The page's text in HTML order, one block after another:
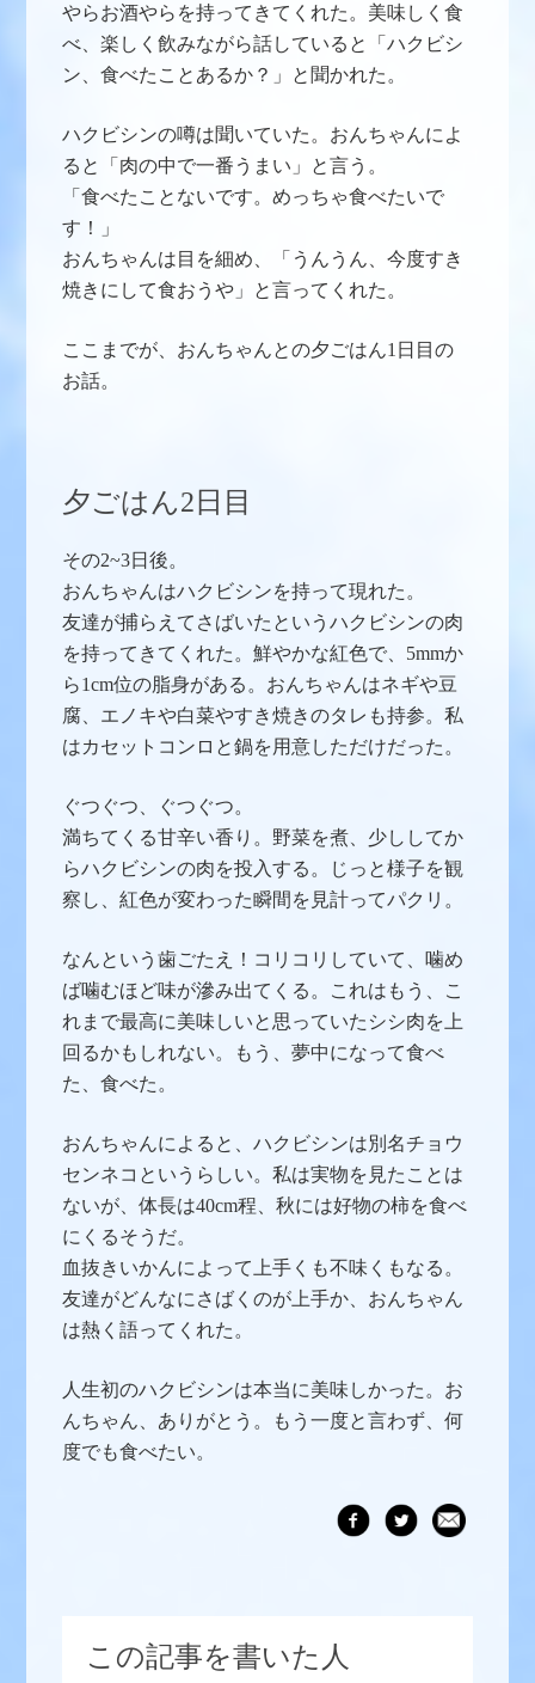
やらお酒やらを持ってきてくれた。美味しく食
べ、楽しく飲みながら話していると「ハクビシ
ン、食べたことあるか？」と聞かれた。
ハクビシンの噂は聞いていた。おんちゃんによ
ると「肉の中で一番うまい」と言う。
「食べたことないです。めっちゃ食べたいで
す！」
おんちゃんは目を細め、「うんうん、今度すき
焼きにして食おうや」と言ってくれた。
ここまでが、おんちゃんとの夕ごはん1日目の
お話。
夕ごはん2日目
その2~3日後。
おんちゃんはハクビシンを持って現れた。
友達が捕らえてさばいたというハクビシンの肉
を持ってきてくれた。鮮やかな紅色で、5mmか
ら1cm位の脂身がある。おんちゃんはネギや豆
腐、エノキや白菜やすき焼きのタレも持参。私
はカセットコンロと鍋を用意しただけだった。
ぐつぐつ、ぐつぐつ。
満ちてくる甘辛い香り。野菜を煮、少ししてか
らハクビシンの肉を投入する。じっと様子を観
察し、紅色が変わった瞬間を見計ってパクリ。
なんという歯ごたえ！コリコリしていて、噛め
ば噛むほど味が滲み出てくる。これはもう、こ
れまで最高に美味しいと思っていたシシ肉を上
回るかもしれない。もう、夢中になって食べ
た、食べた。
おんちゃんによると、ハクビシンは別名チョウ
センネコというらしい。私は実物を見たことは
ないが、体長は40cm程、秋には好物の柿を食べ
にくるそうだ。
血抜きいかんによって上手くも不味くもなる。
友達がどんなにさばくのが上手か、おんちゃん
は熱く語ってくれた。
人生初のハクビシンは本当に美味しかった。お
んちゃん、ありがとう。もう一度と言わず、何
度でも食べたい。
この記事を書いた人